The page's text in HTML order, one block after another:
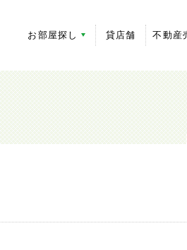
お部屋探し 貸店舗 不動産